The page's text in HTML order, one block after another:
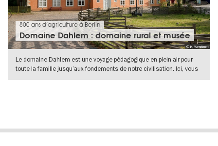
© K. Wendlandt
800 ans d’agriculture à Berlin
Domaine Dahlem : domaine rural et musée
Le domaine Dahlem est une voyage pédagogique en plein air pour
toute la famille jusqu’aux fondements de notre civilisation. Ici, vous